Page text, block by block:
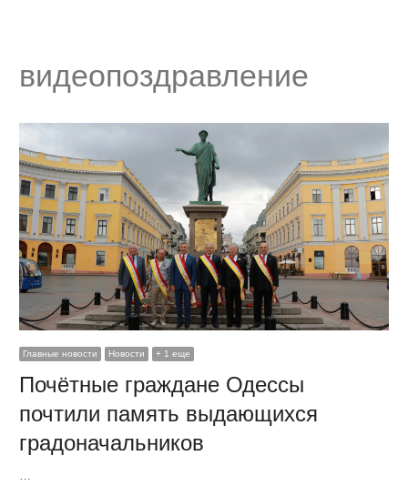
видеопоздравление
Главные новости Новости + 1 еще
Почётные граждане Одессы
почтили память выдающихся
градоначальников
…